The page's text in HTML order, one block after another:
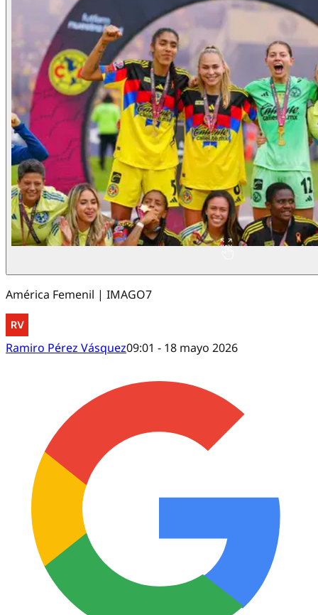
América Femenil | IMAGO7
Ramiro Pérez Vásquez09:01 - 18 mayo 2026